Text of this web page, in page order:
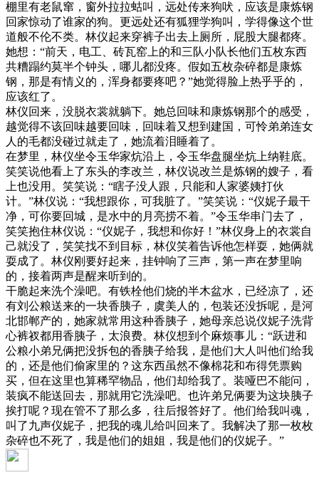
棚里有老鼠窜，窗外拉拉蛄叫，远处传来狗吠，应该是康炼钢
回家惊动了谁家的狗。更远处还有狐狸学狗叫，学得像这个世
道般不伦不类。林仪起来穿裤子出去上厕所，屁股大腿都疼。
她想：“前天，电工、砖瓦窑上的和三队小队长他们五枚东西
共糟蹋约莫半个钟头，哪儿都没疼。假如五枚杂碎都是康炼
钢，那是有情义的，浑身都要疼吧？”她觉得脸上热乎乎的，
应该红了。
林仪回来，没脱衣裳就躺下。她总回味和康炼钢那个的感受，
越觉得不该回味越要回味，回味着又想到建国，可怜弟弟连女
人的毛都没碰过就走了，她流着泪睡着了。
在梦里，林仪坐令玉华家炕沿上，令玉华盘腿坐炕上纳鞋底。
笑笑说他看上了东头的李改兰，林仪说改兰是炼钢的嫂子，看
上也没用。笑笑说：“瞎子没人跟，只能和人家婆姨打伙
计。”林仪说：“我想跟你，可我脏了。”笑笑说：“仪妮子最干
净，可你要回城，是水中的月亮捞不着。”令玉华串门去了，
笑笑抱住林仪说：“仪妮子，我想和你好！”林仪身上的衣裳自
己就没了，笑笑找不到目标，林仪笑着告诉他怎样耍，她俩就
耍成了。林仪刚要好起来，挂钟响了三声，第一声在梦里响
的，接着两声是醒来听到的。
干脆起来洗个澡吧。有铁栓他们烧的半木盆水，已经凉了，还
有刘公粮送来的一块香胰子，虞美人的，包装还没拆呢，是河
北邯郸产的，她家就常用这种香胰子，她母亲总说仪妮子洗背
心裤衩都用香胰子，太浪费。林仪想到个麻烦事儿：“跃进和
公粮小弟兄俩把没拆包的香胰子给我，是他们大人叫他们给我
的，还是他们偷家里的？这东西虽然不像棉花和布得凭票购
买，但在这里也算稀罕物品，他们却给我了。装哑巴不能问，
装疯不能送回去，那就用它洗澡吧。也许弟兄俩要为这块胰子
挨打呢？现在管不了那么多，往后报答好了。他们给我叫魂，
叫了九声仪妮子，把我的魂儿给叫回来了。我解决了那一枚枚
杂碎也不死了，我是他们的姐姐，我是他们的仪妮子。”